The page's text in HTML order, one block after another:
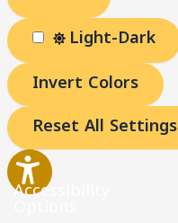
Light-Dark
Invert Colors
Reset All Settings
Accessibility